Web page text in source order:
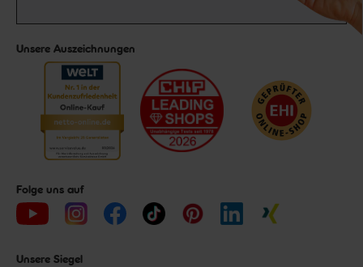
Unsere Auszeichnungen
Folge uns auf
Unsere Siegel